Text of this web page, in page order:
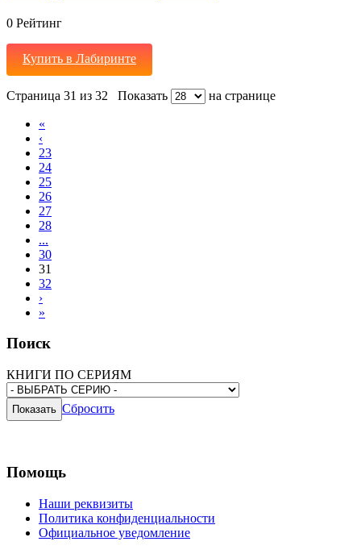
0 Рейтинг
Купить в Лабиринте
Страница 31 из 32 Показать на странице
«
‹
23
24
25
26
27
28
...
30
31
32
›
»
Поиск
КНИГИ ПО СЕРИЯМ
Сбросить
Помощь
Наши реквизиты
Политика конфиденциальности
Официальное уведомление